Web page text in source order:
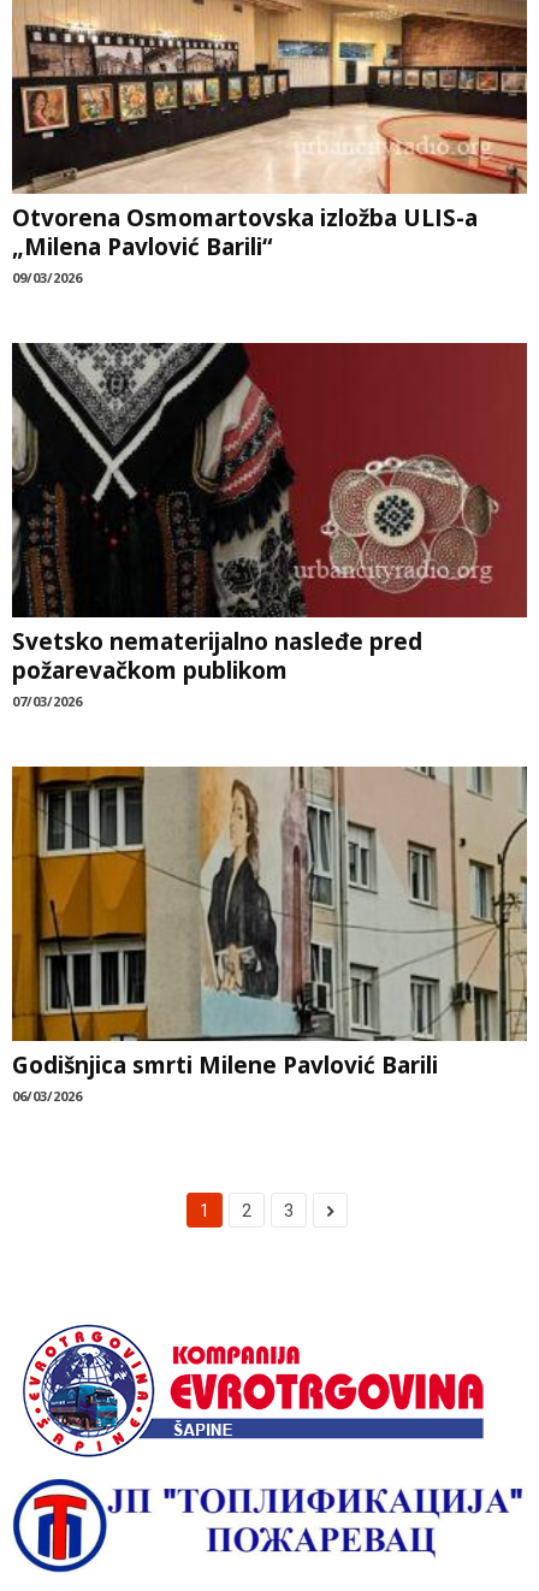
Otvorena Osmomartovska izložba ULIS-a
„Milena Pavlović Barili“
09/03/2026
Svetsko nematerijalno nasleđe pred
požarevačkom publikom
07/03/2026
Godišnjica smrti Milene Pavlović Barili
06/03/2026
1 2 3